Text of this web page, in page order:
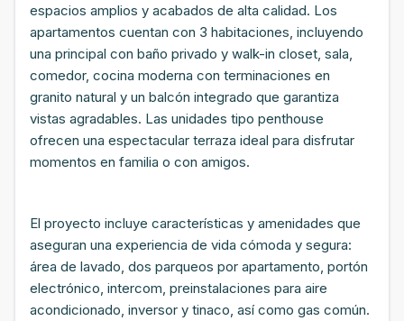
espacios amplios y acabados de alta calidad. Los
apartamentos cuentan con 3 habitaciones, incluyendo
una principal con baño privado y walk-in closet, sala,
comedor, cocina moderna con terminaciones en
granito natural y un balcón integrado que garantiza
vistas agradables. Las unidades tipo penthouse
ofrecen una espectacular terraza ideal para disfrutar
momentos en familia o con amigos.
El proyecto incluye características y amenidades que
aseguran una experiencia de vida cómoda y segura:
área de lavado, dos parqueos por apartamento, portón
electrónico, intercom, preinstalaciones para aire
acondicionado, inversor y tinaco, así como gas común.